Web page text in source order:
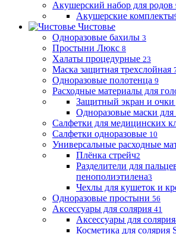
Акушерский набор для родов
Акушерские комплекты
Чистовье
Одноразовые бахилы 3
Простыни Люкс 8
Халаты процедурные 23
Маска защитная трехслойная
Одноразовые полотенца 9
Расходные материалы для
Защитный экран и очки
Одноразовые маски для
Салфетки для медицинских
Салфетки одноразовые 10
Универсальные расходные
Плёнка стрейч2
Разделители для
пенополиэтилена3
Чехлы для кушеток и
Одноразовые простыни 56
Аксессуары для солярия 41
Аксессуары для солярия
Косметика для солярия